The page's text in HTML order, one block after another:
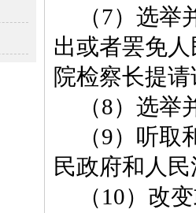
（7）选
出或者罢免
院检察长提
（8）选
（9）听
民政府和人
（10）改